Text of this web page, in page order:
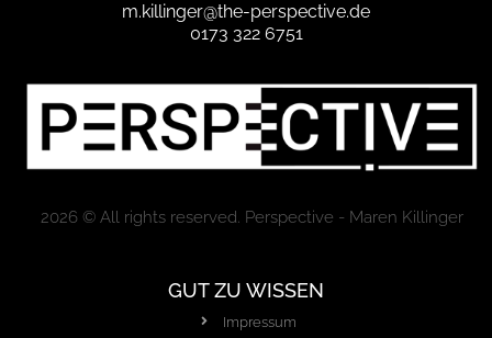
m.killinger@the-perspective.de
0173 322 6751
2026 © All rights reserved. Perspective - Maren Killinger
GUT ZU WISSEN
Impressum